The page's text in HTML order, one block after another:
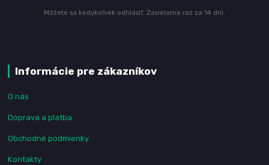
Môžete sa kedykoľvek odhlásiť. Zasielame raz za 14 dní.
Informácie pre zákazníkov
O nás
Doprava a platba
Obchodné podmienky
Kontakty